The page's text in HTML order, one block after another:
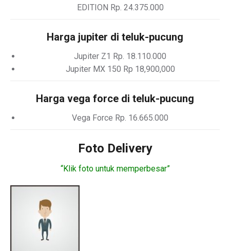
EDITION Rp. 24.375.000
Harga jupiter di teluk-pucung
Jupiter Z1 Rp. 18.110.000
Jupiter MX 150 Rp 18,900,000
Harga vega force di teluk-pucung
Vega Force Rp. 16.665.000
Foto Delivery
“Klik foto untuk memperbesar”